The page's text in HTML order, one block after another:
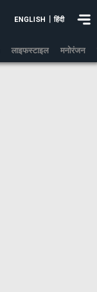
ENGLISH हिंदी
लाइफस्टाइल मनोरंजन